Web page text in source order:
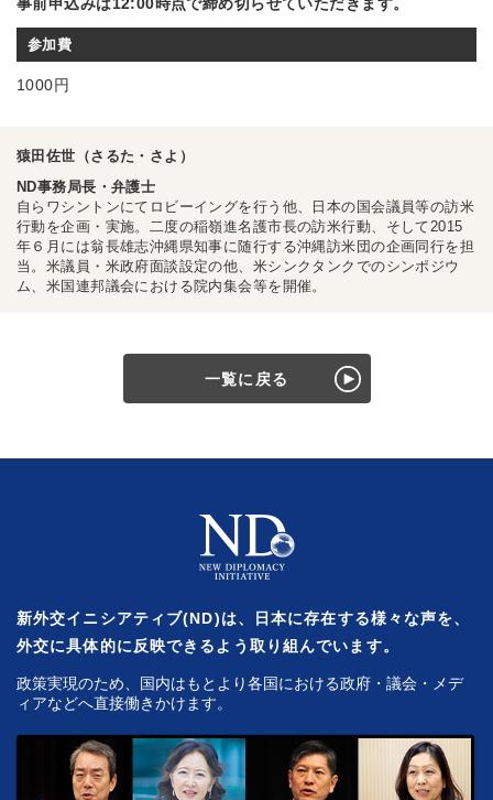
参加費
1000円
猿田佐世（さるた・さよ）
ND事務局長・弁護士
自らワシントンにてロビーイングを行う他、日本の国会議員等の訪米
行動を企画・実施。二度の稲嶺進名護市長の訪米行動、そして2015
年６月には翁長雄志沖縄県知事に随行する沖縄訪米団の企画同行を担
当。米議員・米政府面談設定の他、米シンクタンクでのシンポジウ
ム、米国連邦議会における院内集会等を開催。
一覧に戻る
新外交イニシアティブ(ND)は、日本に存在する様々な声を、
外交に具体的に反映できるよう取り組んでいます。
政策実現のため、国内はもとより各国における政府・議会・メデ
ィアなどへ直接働きかけます。